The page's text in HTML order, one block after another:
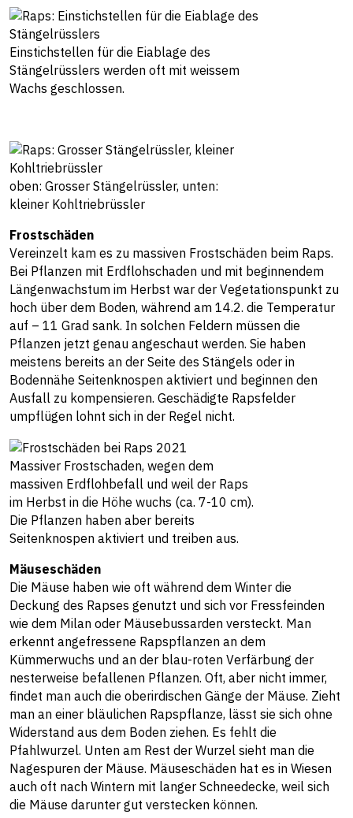
Einstichstellen für die Eiablage des
Stängelrüsslers werden oft mit weissem
Wachs geschlossen.
oben: Grosser Stängelrüssler, unten:
kleiner Kohltriebrüssler
Frostschäden
Vereinzelt kam es zu massiven Frostschäden beim Raps.
Bei Pflanzen mit Erdflohschaden und mit beginnendem
Längenwachstum im Herbst war der Vegetationspunkt zu
hoch über dem Boden, während am 14.2. die Temperatur
auf – 11 Grad sank. In solchen Feldern müssen die
Pflanzen jetzt genau angeschaut werden. Sie haben
meistens bereits an der Seite des Stängels oder in
Bodennähe Seitenknospen aktiviert und beginnen den
Ausfall zu kompensieren. Geschädigte Rapsfelder
umpflügen lohnt sich in der Regel nicht.
Massiver Frostschaden, wegen dem
massiven Erdflohbefall und weil der Raps
im Herbst in die Höhe wuchs (ca. 7-10 cm).
Die Pflanzen haben aber bereits
Seitenknospen aktiviert und treiben aus.
Mäuseschäden
Die Mäuse haben wie oft während dem Winter die
Deckung des Rapses genutzt und sich vor Fressfeinden
wie dem Milan oder Mäusebussarden versteckt. Man
erkennt angefressene Rapspflanzen an dem
Kümmerwuchs und an der blau-roten Verfärbung der
nesterweise befallenen Pflanzen. Oft, aber nicht immer,
findet man auch die oberirdischen Gänge der Mäuse. Zieht
man an einer bläulichen Rapspflanze, lässt sie sich ohne
Widerstand aus dem Boden ziehen. Es fehlt die
Pfahlwurzel. Unten am Rest der Wurzel sieht man die
Nagespuren der Mäuse. Mäuseschäden hat es in Wiesen
auch oft nach Wintern mit langer Schneedecke, weil sich
die Mäuse darunter gut verstecken können.